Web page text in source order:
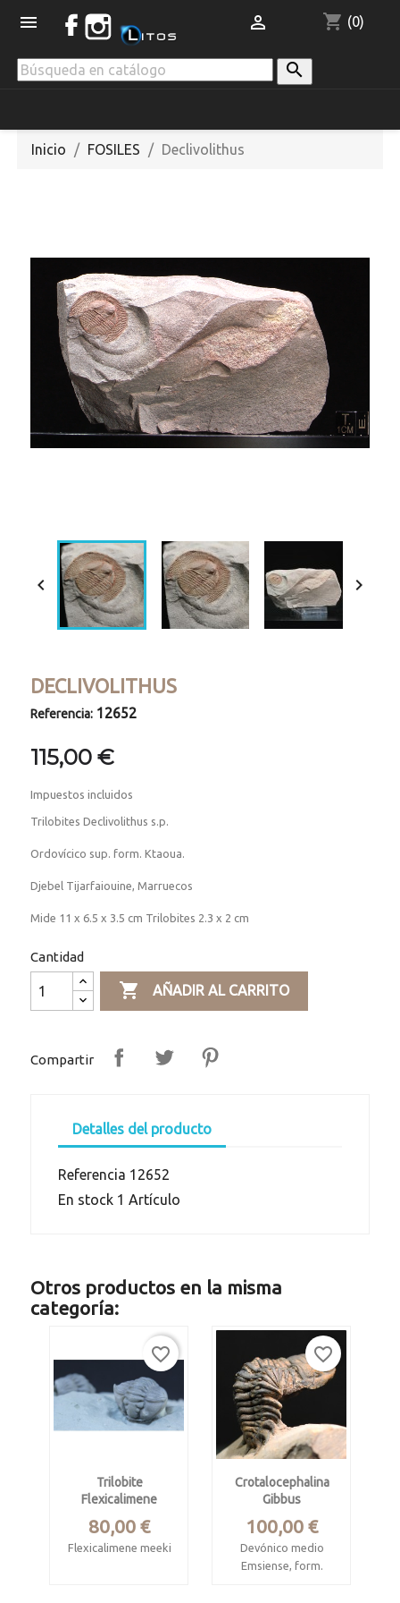
 shopping_cart (0)


Inicio FOSILES Declivolithus
 
DECLIVOLITHUS
Referencia: 12652
115,00 €
Impuestos incluidos
Trilobites Declivolithus s.p.
Ordovícico sup. form. Ktaoua.
Djebel Tijarfaiouine, Marruecos
Mide 11 x 6.5 x 3.5 cm Trilobites 2.3 x 2 cm
Cantidad
 AÑADIR AL CARRITO
Compartir
Detalles del producto
Referencia 12652
En stock 1 Artículo
Otros productos en la misma
categoría:
Trilobite
Flexicalimene
Precio
80,00 €
Flexicalimene meeki
favorite_border
Crotalocephalina
Gibbus
Precio
100,00 €
Devónico medio
Emsiense, form.
favorite_border